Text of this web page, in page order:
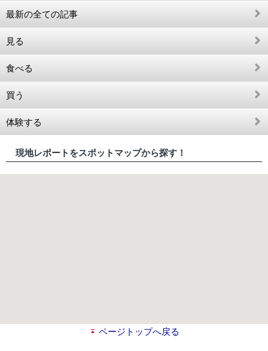
最新の全ての記事
見る
食べる
買う
体験する
現地レポートをスポットマップから探す！
ページトップへ戻る